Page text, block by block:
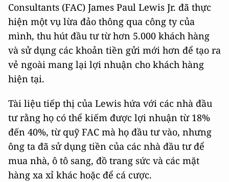
Consultants (FAC) James Paul Lewis Jr. đã thực
hiện một vụ lừa đảo thông qua công ty của
mình, thu hút đầu tư từ hơn 5.000 khách hàng
và sử dụng các khoản tiền gửi mới hơn để tạo ra
vẻ ngoài mang lại lợi nhuận cho khách hàng
hiện tại.
Tài liệu tiếp thị của Lewis hứa với các nhà đầu
tư rằng họ có thể kiếm được lợi nhuận từ 18%
đến 40%, từ quỹ FAC mà họ đầu tư vào, nhưng
ông ta đã sử dụng tiền của các nhà đầu tư để
mua nhà, ô tô sang, đồ trang sức và các mặt
hàng xa xỉ khác hoặc để cá cược.